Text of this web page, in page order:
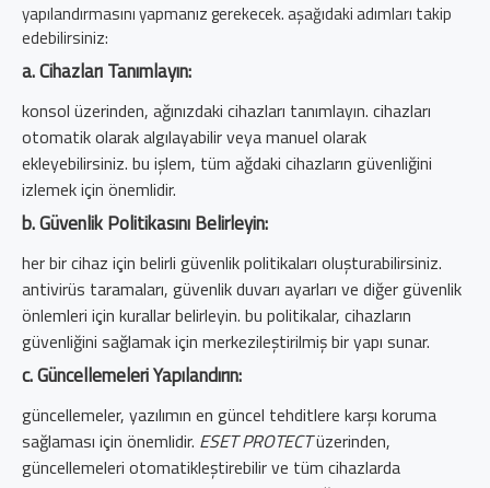
yapılandırmasını yapmanız gerekecek. aşağıdaki adımları takip
edebilirsiniz:
a. Cihazları Tanımlayın:
konsol üzerinden, ağınızdaki cihazları tanımlayın. cihazları
otomatik olarak algılayabilir veya manuel olarak
ekleyebilirsiniz. bu işlem, tüm ağdaki cihazların güvenliğini
izlemek için önemlidir.
b. Güvenlik Politikasını Belirleyin:
her bir cihaz için belirli güvenlik politikaları oluşturabilirsiniz.
antivirüs taramaları, güvenlik duvarı ayarları ve diğer güvenlik
önlemleri için kurallar belirleyin. bu politikalar, cihazların
güvenliğini sağlamak için merkezileştirilmiş bir yapı sunar.
c. Güncellemeleri Yapılandırın:
güncellemeler, yazılımın en güncel tehditlere karşı koruma
sağlaması için önemlidir. ESET PROTECTüzerinden,
güncellemeleri otomatikleştirebilir ve tüm cihazlarda